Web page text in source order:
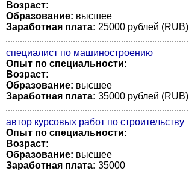
Возраст:
Образование: высшее
Заработная плата: 25000 рублей (RUB)
специалист по машиностроению
Опыт по специальности:
Возраст:
Образование: высшее
Заработная плата: 35000 рублей (RUB)
автор курсовых работ по строительству
Опыт по специальности:
Возраст:
Образование: высшее
Заработная плата: 35000